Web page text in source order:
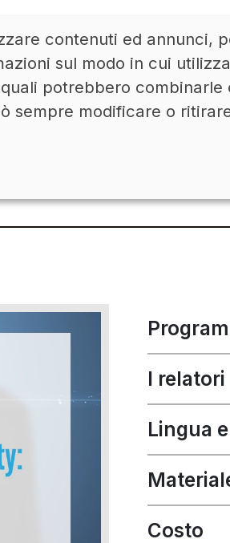
ACCEDI LINKEDIN
loyalty:
I relatori
Lingua
Costo
contenuti ed annunci,
sul modo in cui
potrebbero combinarle
modificare o